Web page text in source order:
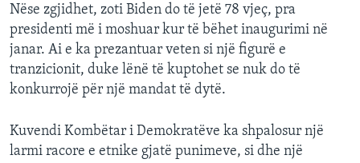
Nëse zgjidhet, zoti Biden do të jetë 78 vjeç, pra
presidenti më i moshuar kur të bëhet inaugurimi në
janar. Ai e ka prezantuar veten si një figurë e
tranzicionit, duke lënë të kuptohet se nuk do të
konkurrojë për një mandat të dytë.
Kuvendi Kombëtar i Demokratëve ka shpalosur një
larmi racore e etnike gjatë punimeve, si dhe një